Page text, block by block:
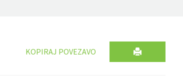
KOPIRAJ POVEZAVO